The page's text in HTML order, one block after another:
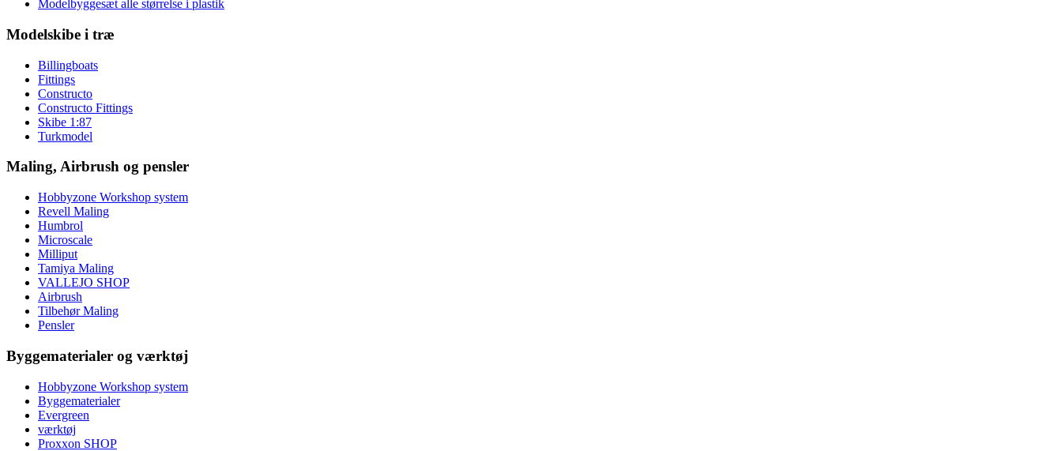
Modelbyggesæt alle størrelse i plastik
Modelskibe i træ
Billingboats
Fittings
Constructo
Constructo Fittings
Skibe 1:87
Turkmodel
Maling, Airbrush og pensler
Hobbyzone Workshop system
Revell Maling
Humbrol
Microscale
Milliput
Tamiya Maling
VALLEJO SHOP
Airbrush
Tilbehør Maling
Pensler
Byggematerialer og værktøj
Hobbyzone Workshop system
Byggematerialer
Evergreen
værktøj
Proxxon SHOP